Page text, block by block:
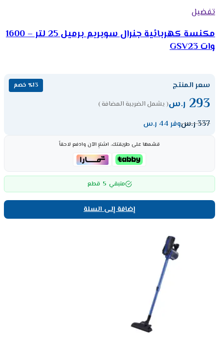
تفضيل
مكنسة كهربائية جنرال سوبريم برميل 25 لتر – 1600
وات GSV23
سعر المنتج ٪13 خصم
293 ر.س( يشمل الضريبة المضافة )
337ر.سوفر 44 ر.س
قسّمها على طريقتك، اشترِ الآن وادفع لاحقاً
متبقي 5 قطع
إضافة إلى السلة